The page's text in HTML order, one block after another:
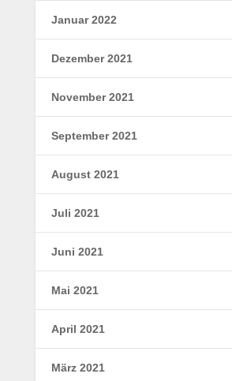
Januar 2022
Dezember 2021
November 2021
September 2021
August 2021
Juli 2021
Juni 2021
Mai 2021
April 2021
März 2021